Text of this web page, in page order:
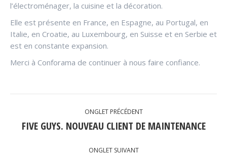
l’électroménager, la cuisine et la décoration.
Elle est présente en France, en Espagne, au Portugal, en
Italie, en Croatie, au Luxembourg, en Suisse et en Serbie et
est en constante expansion.
Merci à Conforama de continuer à nous faire confiance.
NAVIGATION
DE
COMMENTAIRE
ONGLET PRÉCÉDENT
Onglet
FIVE GUYS. NOUVEAU CLIENT DE MAINTENANCE
ONGLET SUIVANT